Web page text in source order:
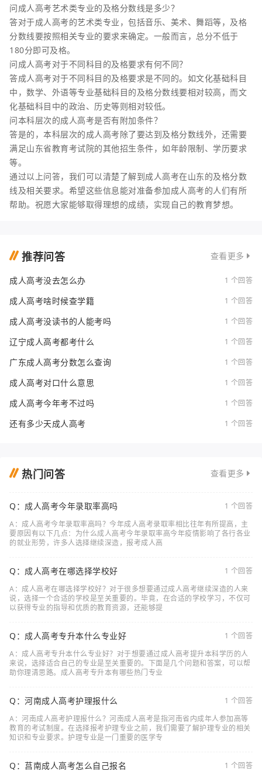
问成人高考艺术类专业的及格分数线是多少？
答对于成人高考的艺术类专业，包括音乐、美术、舞蹈等，及格
分数线要按照相关专业的要求来确定。一般而言，总分不低于
180分即可及格。
问成人高考对于不同科目的及格要求有何不同？
答成人高考对于不同科目的及格要求是不同的。如文化基础科目
中，数学、外语等专业基础科目的及格分数线要相对较高，而文
化基础科目中的政治、历史等则相对较低。
问本科层次的成人高考是否有附加条件？
答是的，本科层次的成人高考除了要达到及格分数线外，还需要
满足山东省教育考试院的其他招生条件，如年龄限制、学历要求
等。
通过以上问答，我们可以清楚了解到成人高考在山东的及格分数
线及相关要求。希望这些信息能对准备参加成人高考的人们有所
帮助。祝愿大家能够取得理想的成绩，实现自己的教育梦想。
推荐问答 查看更多
成人高考没去怎么办 1 个回答
成人高考啥时候查学籍 1 个回答
成人高考没读书的人能考吗 1 个回答
辽宁成人高考都考什么 1 个回答
广东成人高考分数怎么查询 1 个回答
成人高考对口什么意思 1 个回答
成人高考今年考不过吗 1 个回答
还有多少天成人高考 1 个回答
热门问答 查看更多
Q：成人高考今年录取率高吗
1 个回答
A：成人高考今年录取率高吗？今年成人高考录取率相比往年有所提高，主
要原因有以下几点：为什么成人高考今年录取率高今年疫情影响了各行各业
的就业形势，许多人选择继续深造，报考成人高
Q：成人高考在哪选择学校好
1 个回答
A：成人高考在哪选择学校好？对于很多想要通过成人高考继续深造的人来
说，选择一个合适的学校是至关重要的。毕竟，在合适的学校学习，不仅可
以获得专业的指导和优质的教育资源，还能够提
Q：成人高考专升本什么专业好
1 个回答
A：成人高考专升本什么专业好？对于想要通过成人高考提升本科学历的人
来说，选择适合自己的专业是至关重要的。下面是几个问题和答案，可以帮
助你理清思路。成人高考专升本有哪些热门专业
Q：河南成人高考护理报什么
1 个回答
A：河南成人高考护理报什么？河南成人高考是指河南省内成年人参加高等
教育的考试制度。在选择报考护理专业之前，我们需要了解护理专业的相关
知识和专业要求。护理专业是一门重要的医学专
Q：莒南成人高考怎么自己报名
1 个回答